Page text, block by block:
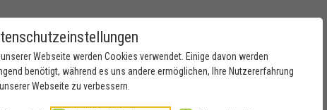
Webseite werden Cookies verwendet. Einige davon werden
benötigt, während es uns andere ermöglichen, Ihre Nutzererfahrung
Webseite zu verbessern.
Kontakt